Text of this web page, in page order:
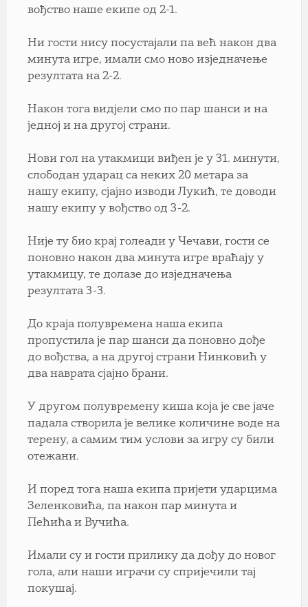
вођство наше екипе од 2-1.
Ни гости нису посустајали па већ након два
минута игре, имали смо ново изједначење
резултата на 2-2.
Након тога видјели смо по пар шанси и на
једној и на другој страни.
Нови гол на утакмици виђен је у 31. минути,
слободан ударац са неких 20 метара за
нашу екипу, сјајно изводи Лукић, те доводи
нашу екипу у вођство од 3-2.
Није ту био крај голеади у Чечави, гости се
поновно након два минута игре враћају у
утакмицу, те долазе до изједначења
резултата 3-3.
До краја полувремена наша екипа
пропустила је пар шанси да поновно дође
до вођства, а на другој страни Нинковић у
два наврата сјајно брани.
У другом полувремену киша која је све јаче
падала створила је велике количине воде на
терену, а самим тим услови за игру су били
отежани.
И поред тога наша екипа пријети ударцима
Зеленковића, па након пар минута и
Пећића и Вучића.
Имали су и гости прилику да дођу до новог
гола, али наши играчи су спријечили тај
покушај.